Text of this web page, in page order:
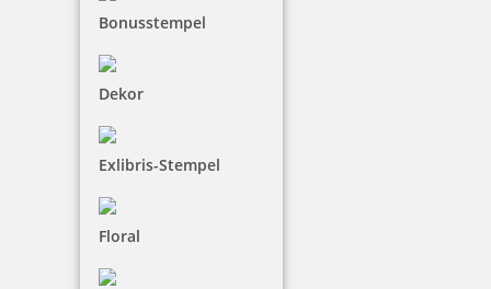
Bonusstempel
Dekor
Exlibris-Stempel
Floral